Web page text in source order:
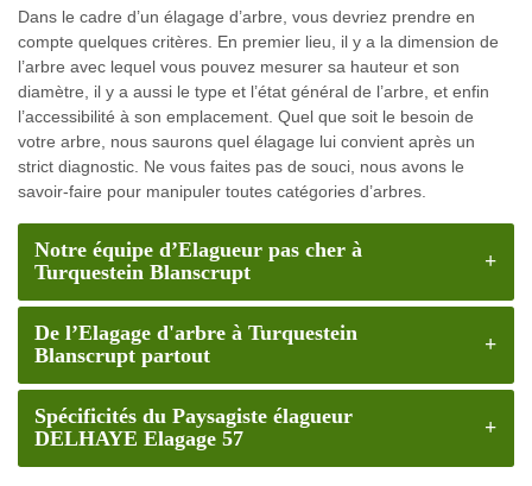
Dans le cadre d’un élagage d’arbre, vous devriez prendre en
compte quelques critères. En premier lieu, il y a la dimension de
l’arbre avec lequel vous pouvez mesurer sa hauteur et son
diamètre, il y a aussi le type et l’état général de l’arbre, et enfin
l’accessibilité à son emplacement. Quel que soit le besoin de
votre arbre, nous saurons quel élagage lui convient après un
strict diagnostic. Ne vous faites pas de souci, nous avons le
savoir-faire pour manipuler toutes catégories d’arbres.
Notre équipe d’Elagueur pas cher à
Turquestein Blanscrupt
De l’Elagage d'arbre à Turquestein
Blanscrupt partout
Spécificités du Paysagiste élagueur
DELHAYE Elagage 57